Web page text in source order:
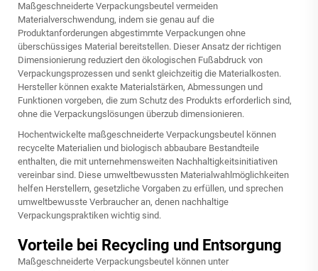
Maßgeschneiderte Verpackungsbeutel vermeiden
Materialverschwendung, indem sie genau auf die
Produktanforderungen abgestimmte Verpackungen ohne
überschüssiges Material bereitstellen. Dieser Ansatz der richtigen
Dimensionierung reduziert den ökologischen Fußabdruck von
Verpackungsprozessen und senkt gleichzeitig die Materialkosten.
Hersteller können exakte Materialstärken, Abmessungen und
Funktionen vorgeben, die zum Schutz des Produkts erforderlich sind,
ohne die Verpackungslösungen überzub dimensionieren.
Hochentwickelte maßgeschneiderte Verpackungsbeutel können
recycelte Materialien und biologisch abbaubare Bestandteile
enthalten, die mit unternehmensweiten Nachhaltigkeitsinitiativen
vereinbar sind. Diese umweltbewussten Materialwahlmöglichkeiten
helfen Herstellern, gesetzliche Vorgaben zu erfüllen, und sprechen
umweltbewusste Verbraucher an, denen nachhaltige
Verpackungspraktiken wichtig sind.
Vorteile bei Recycling und Entsorgung
Maßgeschneiderte Verpackungsbeutel können unter